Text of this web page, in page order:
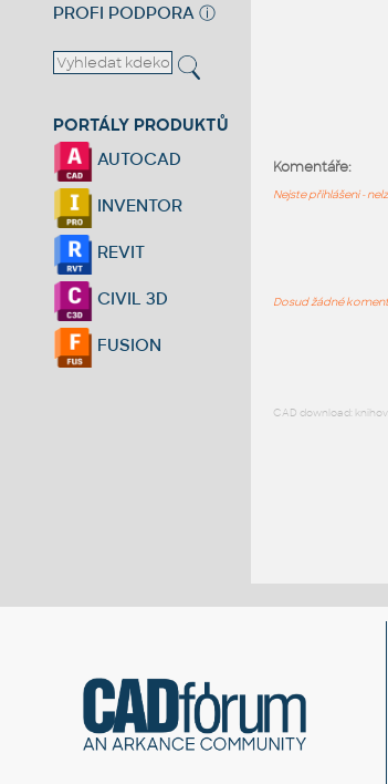
PROFI PODPORA ⓘ
PORTÁLY PRODUKTŮ
AUTOCAD
INVENTOR
REVIT
CIVIL 3D
FUSION
Komentáře:
Nejste přihlášeni -
Dosud žádné
CAD download: